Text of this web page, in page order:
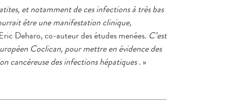
et notamment de ces infections à très bas
être une manifestation clinique,
Deharo, co-auteur des études menées. C’est
Coclican, pour mettre en évidence des
cancéreuse des infections hépatiques. »